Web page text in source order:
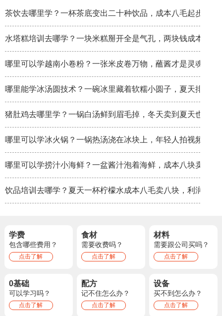
茶饮去哪里学？一杯茶底变出二十种饮品，成本八毛起步
水塔糕培训去哪学？一块米糕掰开全是气孔，两块钱成本卖八
哪里可以学越南小卷粉？一张米皮卷万物，蘸酱才是灵魂
哪里能学冰汤圆技术？一碗冰里藏着软糯小圆子，夏天排队排
猪肚鸡去哪里学？一锅白汤鲜到眉毛掉，冬天卖到夏天也不淡
哪里可以学冰火锅？一锅热汤浇在冰块上，年轻人拍视频比吃
哪里可以学捞汁小海鲜？一盆酱汁泡着海鲜，成本八块卖三十
饮品培训去哪学？夏天一杯柠檬水成本八毛卖八块，利润率秒
学费
包含哪些费用？
点击了解
食材
需要收费吗？
点击了解
材料
需要跟公司买吗？
点击了解
0基础
可以学习吗？
点击了解
配方
记不住怎么办？
点击了解
设备
买不到怎么办？
点击了解